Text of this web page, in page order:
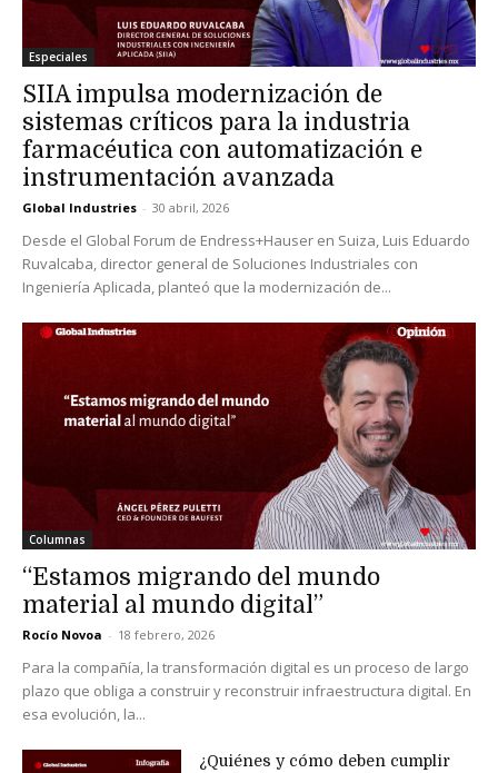
Especiales
SIIA impulsa modernización de
sistemas críticos para la industria
farmacéutica con automatización e
instrumentación avanzada
Global Industries - 30 abril, 2026
Desde el Global Forum de Endress+Hauser en Suiza, Luis Eduardo
Ruvalcaba, director general de Soluciones Industriales con
Ingeniería Aplicada, planteó que la modernización de...
Columnas
“Estamos migrando del mundo
material al mundo digital”
Rocío Novoa - 18 febrero, 2026
Para la compañía, la transformación digital es un proceso de largo
plazo que obliga a construir y reconstruir infraestructura digital. En
esa evolución, la...
¿Quiénes y cómo deben cumplir